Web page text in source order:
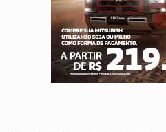
VARCENA:Cientistas
BARGANHA:Vai
AMOR PERDIDO